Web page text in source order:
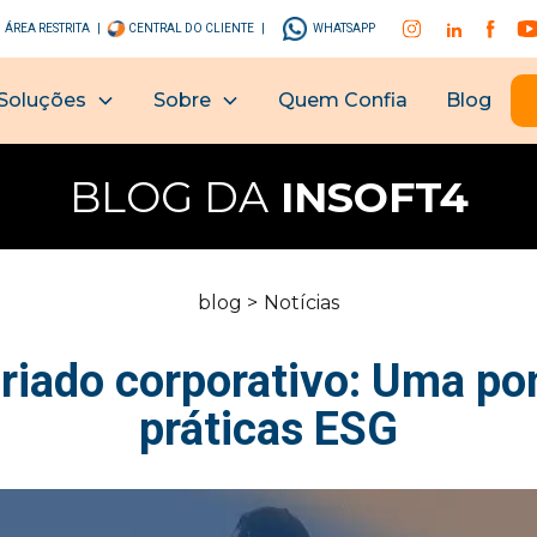
ÁREA RESTRITA | CENTRAL DO CLIENTE | WHATSAPP
Sobre Quem Confia Blog
BLOG DAINSOFT4
blog > Notícias
corporativo: Uma
práticas ESG